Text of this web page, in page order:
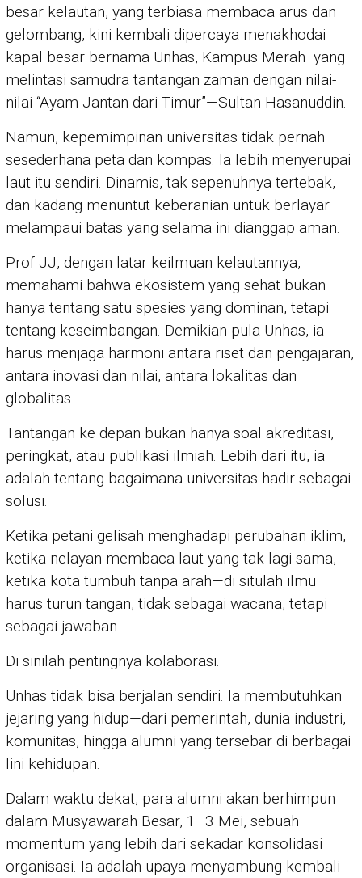
besar kelautan, yang terbiasa membaca arus dan
gelombang, kini kembali dipercaya menakhodai
kapal besar bernama Unhas, Kampus Merah yang
melintasi samudra tantangan zaman dengan nilai-
nilai “Ayam Jantan dari Timur”—Sultan Hasanuddin.
Namun, kepemimpinan universitas tidak pernah
sesederhana peta dan kompas. Ia lebih menyerupai
laut itu sendiri. Dinamis, tak sepenuhnya tertebak,
dan kadang menuntut keberanian untuk berlayar
melampaui batas yang selama ini dianggap aman.
Prof JJ, dengan latar keilmuan kelautannya,
memahami bahwa ekosistem yang sehat bukan
hanya tentang satu spesies yang dominan, tetapi
tentang keseimbangan. Demikian pula Unhas, ia
harus menjaga harmoni antara riset dan pengajaran,
antara inovasi dan nilai, antara lokalitas dan
globalitas.
Tantangan ke depan bukan hanya soal akreditasi,
peringkat, atau publikasi ilmiah. Lebih dari itu, ia
adalah tentang bagaimana universitas hadir sebagai
solusi.
Ketika petani gelisah menghadapi perubahan iklim,
ketika nelayan membaca laut yang tak lagi sama,
ketika kota tumbuh tanpa arah—di situlah ilmu
harus turun tangan, tidak sebagai wacana, tetapi
sebagai jawaban.
Di sinilah pentingnya kolaborasi.
Unhas tidak bisa berjalan sendiri. Ia membutuhkan
jejaring yang hidup—dari pemerintah, dunia industri,
komunitas, hingga alumni yang tersebar di berbagai
lini kehidupan.
Dalam waktu dekat, para alumni akan berhimpun
dalam Musyawarah Besar, 1–3 Mei, sebuah
momentum yang lebih dari sekadar konsolidasi
organisasi. Ia adalah upaya menyambung kembali